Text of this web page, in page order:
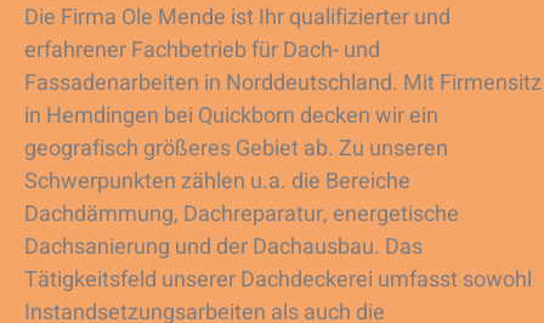
Die Firma Ole Mende ist Ihr qualifizierter und
erfahrener Fachbetrieb für Dach- und
Fassadenarbeiten in Norddeutschland. Mit Firmensitz
in Hemdingen bei Quickborn decken wir ein
geografisch größeres Gebiet ab. Zu unseren
Schwerpunkten zählen u.a. die Bereiche
Dachdämmung, Dachreparatur, energetische
Dachsanierung und der Dachausbau. Das
Tätigkeitsfeld unserer Dachdeckerei umfasst sowohl
Instandsetzungsarbeiten als auch die